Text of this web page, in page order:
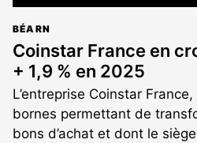
BÉARN
Coinstar France en
+ 1,9 % en 2025
L’entreprise Coinstar
bornes permettant de
bons d’achat et dont le